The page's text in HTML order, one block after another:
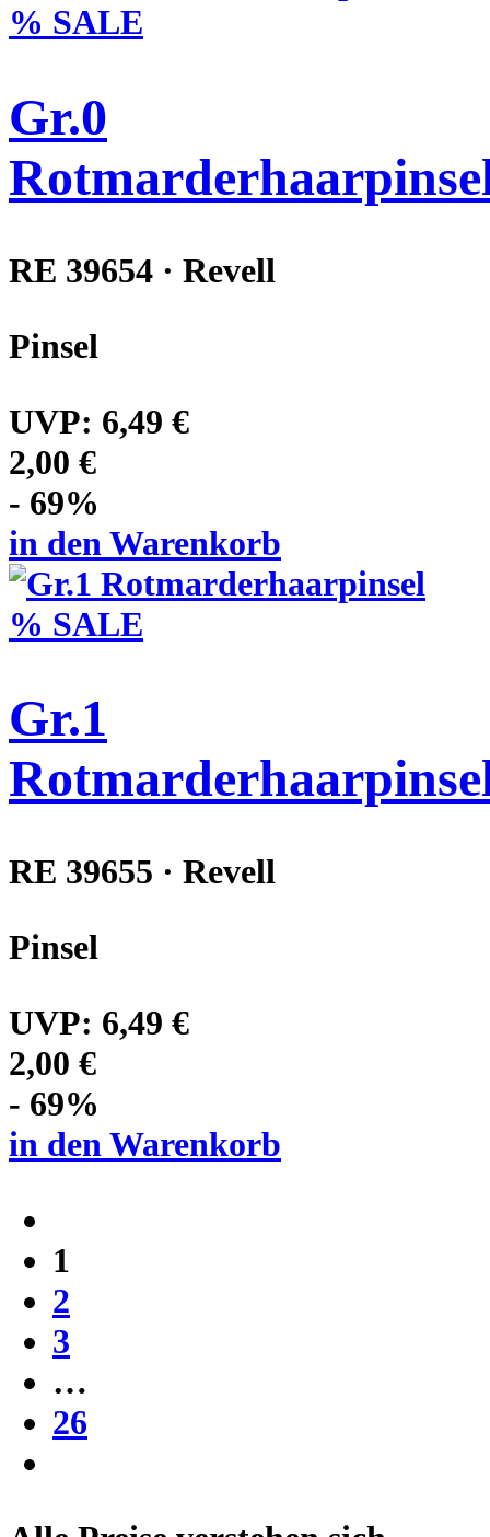
% SALE
Gr.0
RE 39654 · Revell
Pinsel
UVP: 6,49 €
2,00 €
- 69%
in den Warenkorb
% SALE
Gr.1
RE 39655 · Revell
Pinsel
UVP: 6,49 €
2,00 €
- 69%
in den Warenkorb
1
2
3
…
26